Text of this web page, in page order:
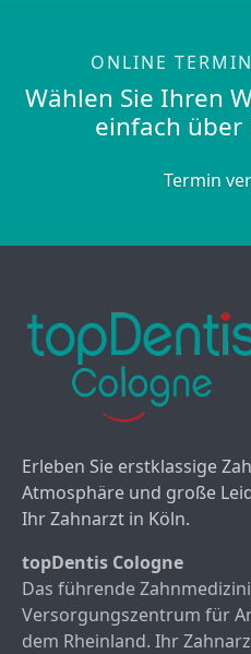
ONLINE
Wählen Sie Ihren
einfach über
Termin
Erleben Sie erstklassige
Atmosphäre und große
Ihr Zahnarzt in Köln.
topDentis Cologne
Das führende
Versorgungszentrum für
dem Rheinland. Ihr